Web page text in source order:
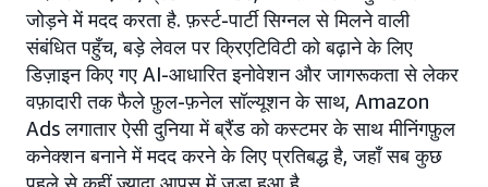
जोड़ने में मदद करता है. फ़र्स्ट-पार्टी सिग्नल से मिलने वाली
संबंधित पहुँच, बड़े लेवल पर क्रिएटिविटी को बढ़ाने के लिए
डिज़ाइन किए गए AI-आधारित इनोवेशन और जागरूकता से लेकर
वफ़ादारी तक फैले फ़ुल-फ़नेल सॉल्यूशन के साथ, Amazon
Ads लगातार ऐसी दुनिया में ब्रैंड को कस्टमर के साथ मीनिंगफ़ुल
कनेक्शन बनाने में मदद करने के लिए प्रतिबद्ध है, जहाँ सब कुछ